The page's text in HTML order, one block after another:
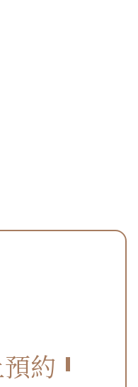
約